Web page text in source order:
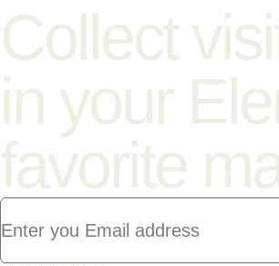
Collect
in your
favorite